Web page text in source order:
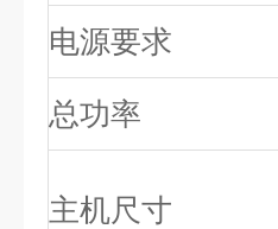
电源要求
总功率
主机尺寸